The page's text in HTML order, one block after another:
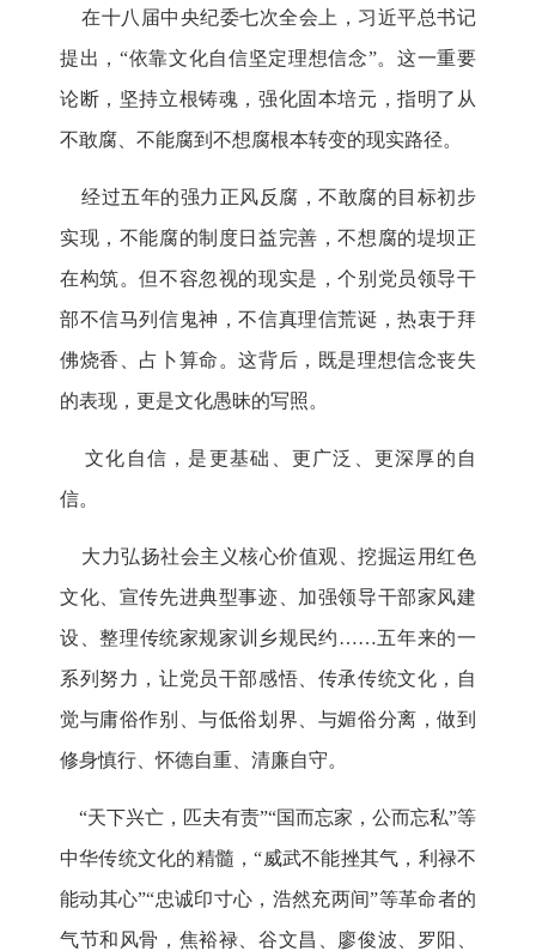
在十八届中央纪委七次全会上，习近平总书记
提出，“依靠文化自信坚定理想信念”。这一重要
论断，坚持立根铸魂，强化固本培元，指明了从
不敢腐、不能腐到不想腐根本转变的现实路径。
经过五年的强力正风反腐，不敢腐的目标初步
实现，不能腐的制度日益完善，不想腐的堤坝正
在构筑。但不容忽视的现实是，个别党员领导干
部不信马列信鬼神，不信真理信荒诞，热衷于拜
佛烧香、占卜算命。这背后，既是理想信念丧失
的表现，更是文化愚昧的写照。
文化自信，是更基础、更广泛、更深厚的自
信。
大力弘扬社会主义核心价值观、挖掘运用红色
文化、宣传先进典型事迹、加强领导干部家风建
设、整理传统家规家训乡规民约……五年来的一
系列努力，让党员干部感悟、传承传统文化，自
觉与庸俗作别、与低俗划界、与媚俗分离，做到
修身慎行、怀德自重、清廉自守。
“天下兴亡，匹夫有责”“国而忘家，公而忘私”等
中华传统文化的精髓，“威武不能挫其气，利禄不
能动其心”“忠诚印寸心，浩然充两间”等革命者的
气节和风骨，焦裕禄、谷文昌、廖俊波、罗阳、